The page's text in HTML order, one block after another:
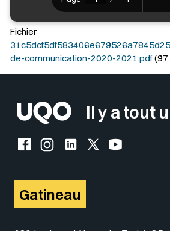
Fichier
de-communication-2020-2021.pdf
Il y a tout
Facebook de l'UQO
Instagram de l'UQO
LinkedIn de l'UQO
X (Twitter) de
YouTube de
Gatineau